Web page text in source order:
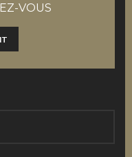
VOUS